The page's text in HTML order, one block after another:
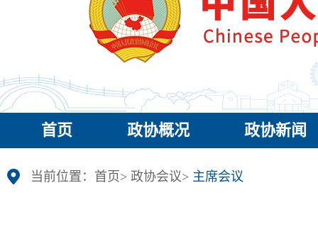
首页 政协概况 政协新闻
当前位置： 首页> 政协会议> 主席会议